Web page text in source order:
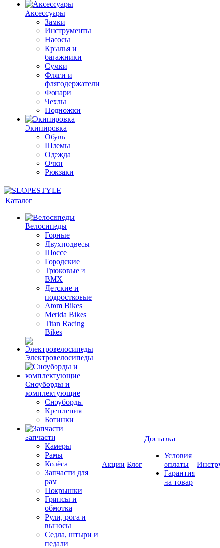
Аксессуары
Замки
Инструменты
Насосы
Крылья и
багажники
Сумки
Фляги и
флягодержатели
Фонари
Чехлы
Подножки
Экипировка
Обувь
Шлемы
Одежда
Очки
Рюкзаки
Каталог
Велосипеды
Горные
Двухподвесы
Шоссе
Городские
Трюковые и
BMX
Детские и
подростковые
Atom Bikes
Merida Bikes
Titan Racing
Bikes
Электровелосипеды
Cноуборды и
комплектующие
Сноуборды
Крепления
Ботинки
Запчасти
Камеры
Рамы
Колёса
Запчасти для
рам
Покрышки
Грипсы и
обмотка
Рули, рога и
выносы
Седла, штыри и
педали
Акции Блог
Доставка
Условия
оплаты
Гарантия
на товар